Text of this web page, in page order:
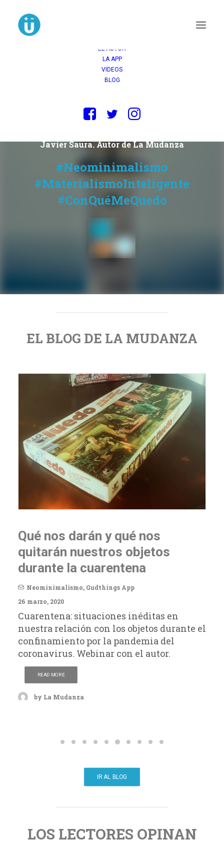
EL AUTOR
LA APP
VIDEOS
BLOG
posees».
Javier Saura. Autor de La Mudanza
#Neominimalismo
#MaterialismoInteligente
#ConQuéMeQuedo
EL BLOG DE LA MUDANZA
nos
en
durante el
del
autor.
El «…por si acaso»
Neominimalismo,En Los Medios
30 octubre, 2019
Javier Saura explica en una
con Mara Torres los
neominimalismo y cómo
READ MORE
by La Mudanza
IR AL BLOG
LOS LECTORES OPINAN